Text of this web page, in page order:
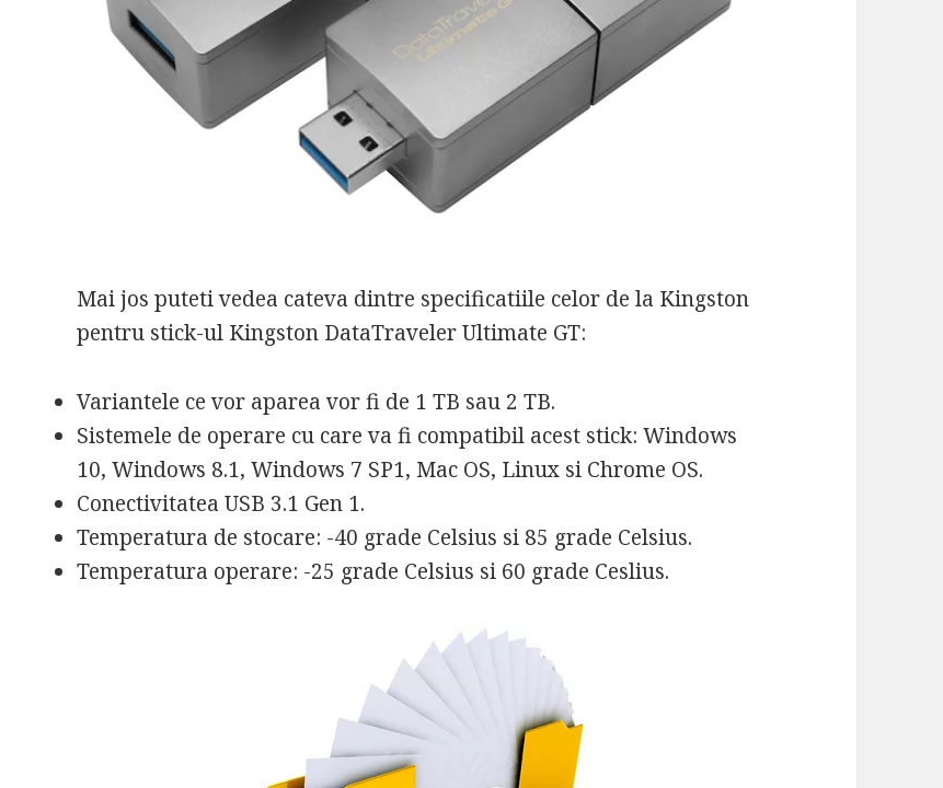
Mai jos puteti vedea cateva dintre specificatiile celor de la Kingston
pentru stick-ul Kingston DataTraveler Ultimate GT:
Variantele ce vor aparea vor fi de 1 TB sau 2 TB.
Sistemele de operare cu care va fi compatibil acest stick: Windows
10, Windows 8.1, Windows 7 SP1, Mac OS, Linux si Chrome OS.
Conectivitatea USB 3.1 Gen 1.
Temperatura de stocare: -40 grade Celsius si 85 grade Celsius.
Temperatura operare: -25 grade Celsius si 60 grade Ceslius.